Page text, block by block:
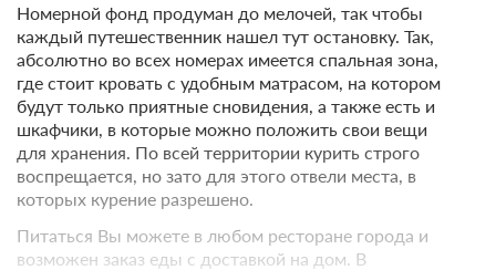
Номерной фонд продуман до мелочей, так чтобы
каждый путешественник нашел тут остановку. Так,
абсолютно во всех номерах имеется спальная зона,
где стоит кровать с удобным матрасом, на котором
будут только приятные сновидения, а также есть и
шкафчики, в которые можно положить свои вещи
для хранения. По всей территории курить строго
воспрещается, но зато для этого отвели места, в
которых курение разрешено.
Питаться Вы можете в любом ресторане города и
возможен заказ еды с доставкой на дом. В